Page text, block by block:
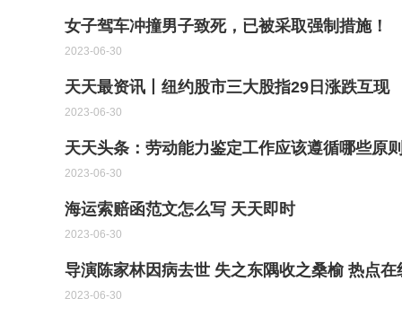
女子驾车冲撞男子致死，已被采取强制措施！
2023-06-30
天天最资讯丨纽约股市三大股指29日涨跌互现
2023-06-30
天天头条：劳动能力鉴定工作应该遵循哪些原
2023-06-30
海运索赔函范文怎么写 天天即时
2023-06-30
导演陈家林因病去世 失之东隅收之桑榆 热点在
2023-06-30